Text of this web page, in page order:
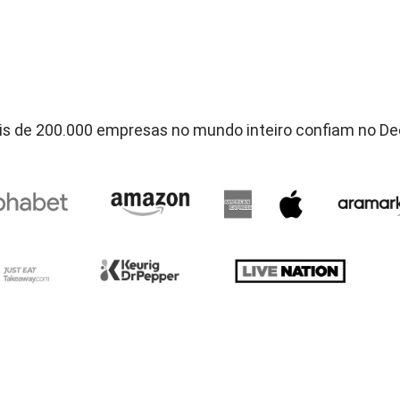
de 200.000 empresas no mundo inteiro confiam no